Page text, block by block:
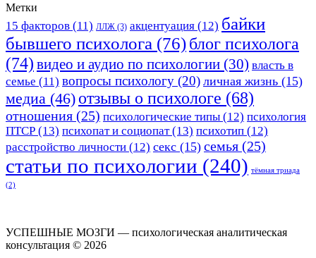
Метки
15 факторов (11) ЛЛЖ (3) акцентуация (12) байки
бывшего психолога (76)блог психолога
(74) видео и аудио по психологии (30) власть в
семье (11) вопросы психологу (20) личная жизнь (15)
медиа (46) отзывы о психологе (68)
отношения (25) психологические типы (12) психология
ПТСР (13) психопат и социопат(13) психотип (12)
расстройство личности (12) секс (15) семья (25)
статьи по психологии (240) тёмная триада
(2)
УСПЕШНЫЕ МОЗГИ — психологическая аналитическая
консультация © 2026